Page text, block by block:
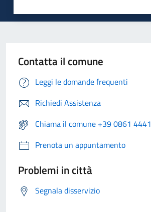
Contatta il comune
Leggi le domande frequenti
Richiedi Assistenza
Chiama il comune +39 0861 4441
Prenota un appuntamento
Problemi in città
Segnala disservizio